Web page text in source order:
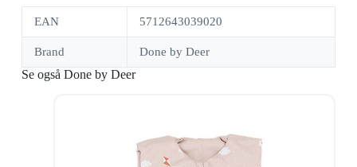
EAN 5712643039020
Brand Done by Deer
Se også Done by Deer